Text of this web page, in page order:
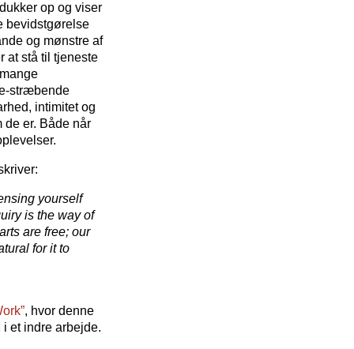
op og viser
bevidstgørelse
og mønstre af
at stå til tjeneste
stræbende
intimitet og
er. Både når
yourself
is the way of
are free; our
for it to
, hvor denne
et indre arbejde.